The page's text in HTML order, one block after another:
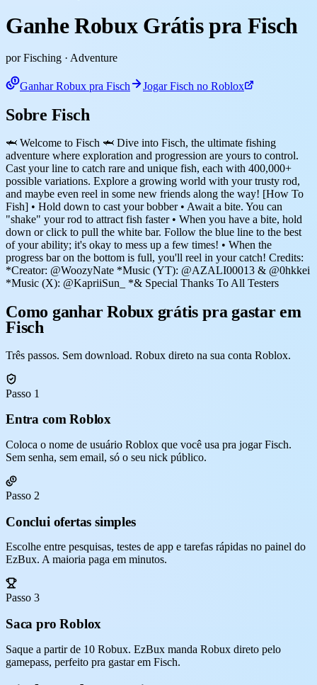
Ganhe Robux Grátis pra Fisch
por Fisching · Adventure
Ganhar Robux pra Fisch Jogar Fisch no Roblox
Sobre Fisch
🦈 Welcome to Fisch 🦈 Dive into Fisch, the ultimate fishing
adventure where exploration and progression are yours to control.
Cast your line to catch rare and unique fish, each with 400,000+
possible variations. Explore a growing world with your trusty rod,
and maybe even reel in some new friends along the way! [How To
Fish] • Hold down to cast your bobber • Await a bite. You can
"shake" your rod to attract fish faster • When you have a bite, hold
down or click to pull the white bar. Follow the blue line to the best
of your ability; it's okay to mess up a few times! • When the
progress bar on the bottom is full, you'll reel in your catch! Credits:
*Creator: @WoozyNate *Music (YT): @AZALI00013 & @0hkkei
*Music (X): @KapriiSun_ *& Special Thanks To All Testers
Como ganhar Robux grátis pra gastar em
Fisch
Três passos. Sem download. Robux direto na sua conta Roblox.
Passo 1
Entra com Roblox
Coloca o nome de usuário Roblox que você usa pra jogar Fisch.
Sem senha, sem email, só o seu nick público.
Passo 2
Conclui ofertas simples
Escolhe entre pesquisas, testes de app e tarefas rápidas no painel do
EzBux. A maioria paga em minutos.
Passo 3
Saca pro Roblox
Saque a partir de 10 Robux. EzBux manda Robux direto pelo
gamepass, perfeito pra gastar em Fisch.